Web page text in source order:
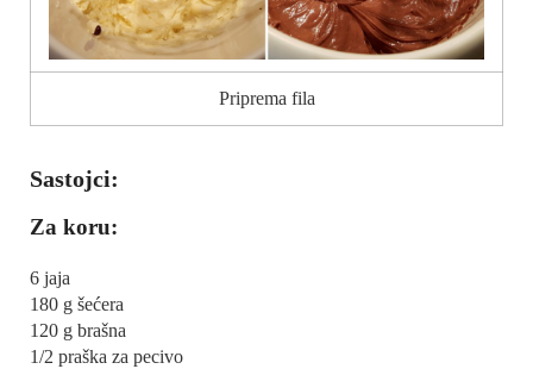
Priprema fila
Sastojci:
Za koru:
6 jaja
180 g šećera
120 g brašna
1/2 praška za pecivo